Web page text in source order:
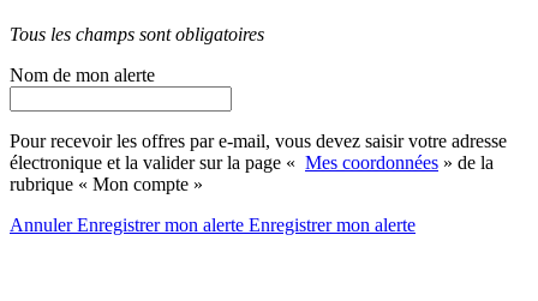
Tous les champs sont obligatoires
Nom de mon alerte
Pour recevoir les offres par e-mail, vous devez saisir votre adresse
électronique et la valider sur la page « Mes coordonnées » de la
rubrique « Mon compte »
AnnulerEnregistrer mon alerte Enregistrermon alerte